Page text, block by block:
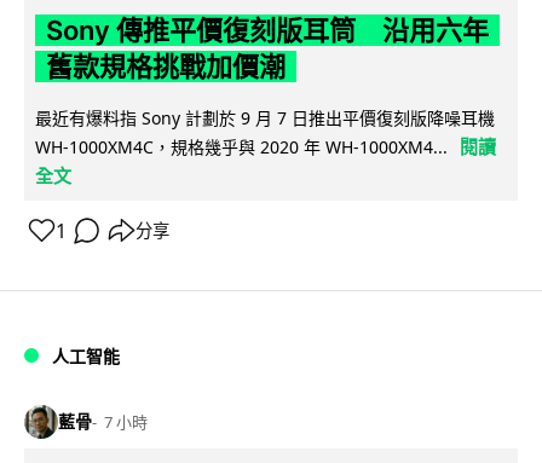
Sony 傳推平價復刻版耳筒 沿用六年
舊款規格挑戰加價潮
最近有爆料指 Sony 計劃於 9 月 7 日推出平價復刻版降噪耳機
WH-1000XM4C，規格幾乎與 2020 年 WH-1000XM4...
閱讀
全文
1 分享
人工智能
藍骨 7 小時